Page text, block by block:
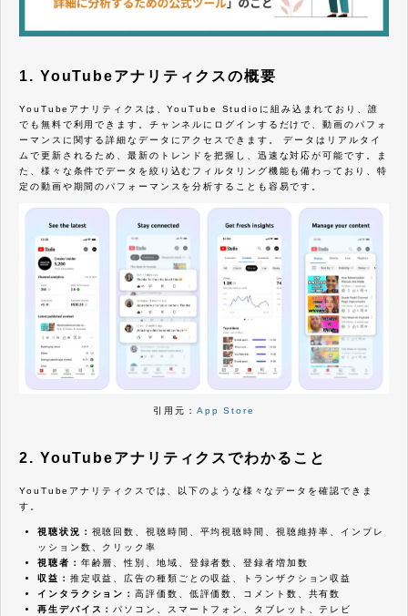
1. YouTubeアナリティクスの概要
YouTubeアナリティクスは、YouTube Studioに組み込まれており、誰
でも無料で利用できます。チャンネルにログインするだけで、動画のパフォ
ーマンスに関する詳細なデータにアクセスできます。 データはリアルタイ
ムで更新されるため、最新のトレンドを把握し、迅速な対応が可能です。ま
た、様々な条件でデータを絞り込むフィルタリング機能も備わっており、特
定の動画や期間のパフォーマンスを分析することも容易です。
引用元： App Store
2. YouTubeアナリティクスでわかること
YouTubeアナリティクスでは、以下のような様々なデータを確認できま
す。
視聴状況： 視聴回数、視聴時間、平均視聴時間、視聴維持率、 インプレ
ッション 数、クリック率
視聴者： 年齢層、性別、地域、登録者数、登録者増加数
収益： 推定収益、広告の種類ごとの収益、トランザクション収益
インタラクション：高評価数、低評価数、コメント数、共有数
再生デバイス：パソコン、スマートフォン、タブレット、テレビ